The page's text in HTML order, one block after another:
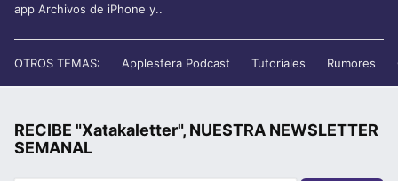
app Archivos de iPhone y..
OTROS TEMAS: Applesfera Podcast Tutoriales Rumores
RECIBE "Xatakaletter", NUESTRA NEWSLETTER
SEMANAL